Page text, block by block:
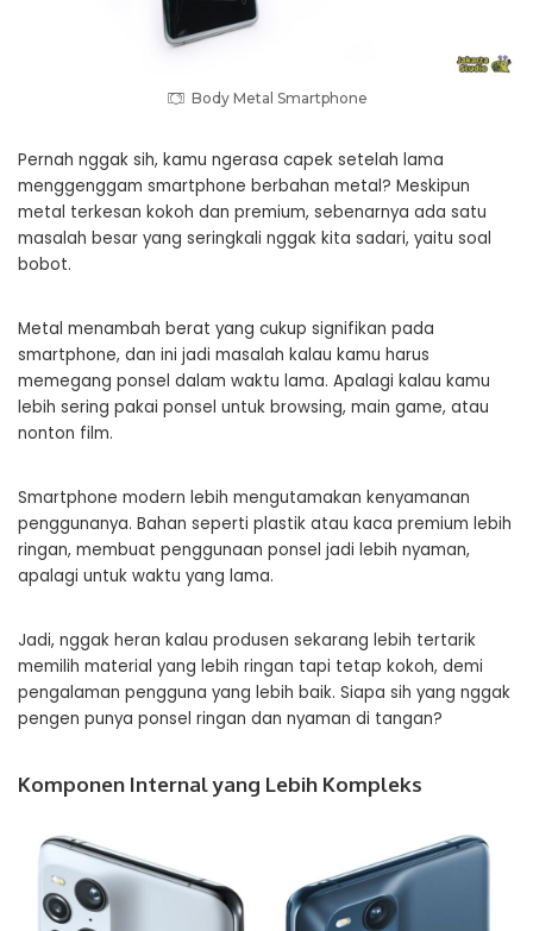
Body Metal Smartphone
Pernah nggak sih, kamu ngerasa capek setelah lama
menggenggam smartphone berbahan metal? Meskipun
metal terkesan kokoh dan premium, sebenarnya ada satu
masalah besar yang seringkali nggak kita sadari, yaitu soal
bobot.
Metal menambah berat yang cukup signifikan pada
smartphone, dan ini jadi masalah kalau kamu harus
memegang ponsel dalam waktu lama. Apalagi kalau kamu
lebih sering pakai ponsel untuk browsing, main game, atau
nonton film.
Smartphone modern lebih mengutamakan kenyamanan
penggunanya. Bahan seperti plastik atau kaca premium lebih
ringan, membuat penggunaan ponsel jadi lebih nyaman,
apalagi untuk waktu yang lama.
Jadi, nggak heran kalau produsen sekarang lebih tertarik
memilih material yang lebih ringan tapi tetap kokoh, demi
pengalaman pengguna yang lebih baik. Siapa sih yang nggak
pengen punya ponsel ringan dan nyaman di tangan?
Komponen Internal yang Lebih Kompleks